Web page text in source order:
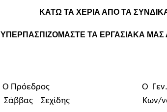
ΚΑΤΩ ΤΑ ΧΕΡΙΑ ΑΠΟ ΤΑ
ΥΠΕΡΠΑΣΠΙΖΟΜΑΣΤΕ ΤΑ ΕΡΓΑΣΙΑΚΑ ΜΑΣ
Ο Πρόεδρος Ο Γεν.
Σάββας Σεχίδης Κων/νος